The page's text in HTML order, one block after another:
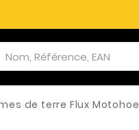
de terre Flux Motohoe